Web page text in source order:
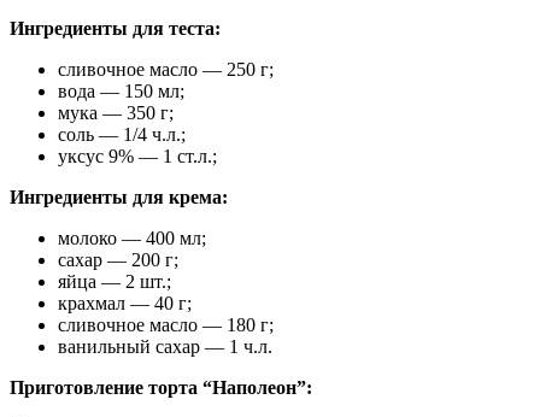
Ингредиенты для теста:
сливочное масло — 250 г;
вода — 150 мл;
мука — 350 г;
соль — 1/4 ч.л.;
уксус 9% — 1 ст.л.;
Ингредиенты для крема:
молоко — 400 мл;
сахар — 200 г;
яйца — 2 шт.;
крахмал — 40 г;
сливочное масло — 180 г;
ванильный сахар — 1 ч.л.
Приготовление торта “Наполеон”: